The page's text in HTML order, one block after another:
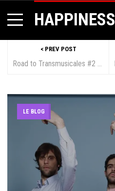
< PREV POST
Road to Transmusicales #2 – Columbine
LE BLOG